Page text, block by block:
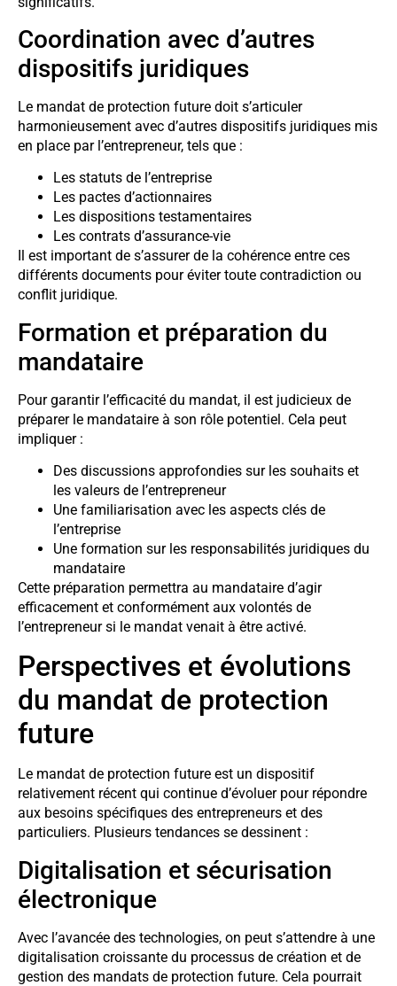
Coordination avec d’autres
dispositifs juridiques
Le mandat de protection future doit s’articuler
harmonieusement avec d’autres dispositifs juridiques mis
en place par l’entrepreneur, tels que :
Les statuts de l’entreprise
Les pactes d’actionnaires
Les dispositions testamentaires
Les contrats d’assurance-vie
Il est important de s’assurer de la cohérence entre ces
différents documents pour éviter toute contradiction ou
conflit juridique.
Formation et préparation du
mandataire
Pour garantir l’efficacité du mandat, il est judicieux de
préparer le mandataire à son rôle potentiel. Cela peut
impliquer :
Des discussions approfondies sur les souhaits et
les valeurs de l’entrepreneur
Une familiarisation avec les aspects clés de
l’entreprise
Une formation sur les responsabilités juridiques du
mandataire
Cette préparation permettra au mandataire d’agir
efficacement et conformément aux volontés de
l’entrepreneur si le mandat venait à être activé.
Perspectives et évolutions
du mandat de protection
future
Le mandat de protection future est un dispositif
relativement récent qui continue d’évoluer pour répondre
aux besoins spécifiques des entrepreneurs et des
particuliers. Plusieurs tendances se dessinent :
Digitalisation et sécurisation
électronique
Avec l’avancée des technologies, on peut s’attendre à une
digitalisation croissante du processus de création et de
gestion des mandats de protection future. Cela pourrait